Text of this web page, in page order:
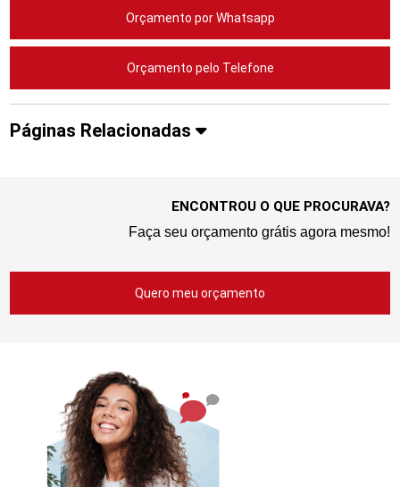
Orçamento por Whatsapp
Orçamento pelo Telefone
Páginas Relacionadas
ENCONTROU O QUE PROCURAVA?
Faça seu orçamento grátis agora mesmo!
Quero meu orçamento